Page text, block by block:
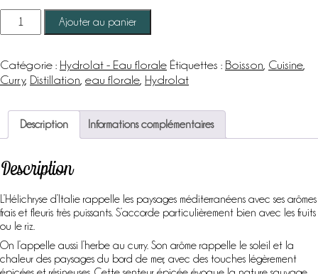
quantité
-
Hydrolat
AB
Ajouter au panier
Catégorie : Hydrolat - Eau florale Étiquettes : Boisson Cuisine
Curry, Distillation eau florale Hydrolat
Description Informations complémentaires
Description
L’Hélichryse d’Italie rappelle les paysages méditerranéens avec ses arômes
frais et fleuris très puissants. S’accorde particulièrement bien avec les fruits
ou le riz.
On l’appelle aussi l’herbe au curry. Son arôme rappelle le soleil et la
chaleur des paysages du bord de mer, avec des touches légèrement